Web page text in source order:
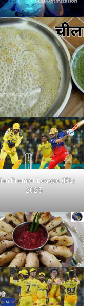
Premier League (IPL),
2025